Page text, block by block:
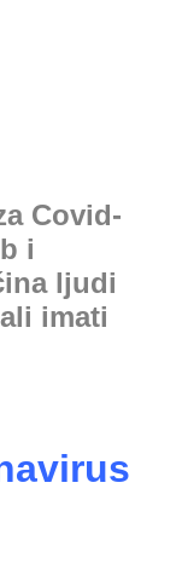
Covid-
i
ljudi
imati